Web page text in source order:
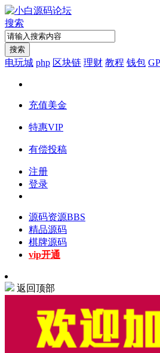
搜索
搜索
电玩城 php 区块链 理财 教程 钱包
充值美金
特惠VIP
有偿投稿
注册
登录
源码资源BBS
精品源码
棋牌源码
vip开通
返回顶部